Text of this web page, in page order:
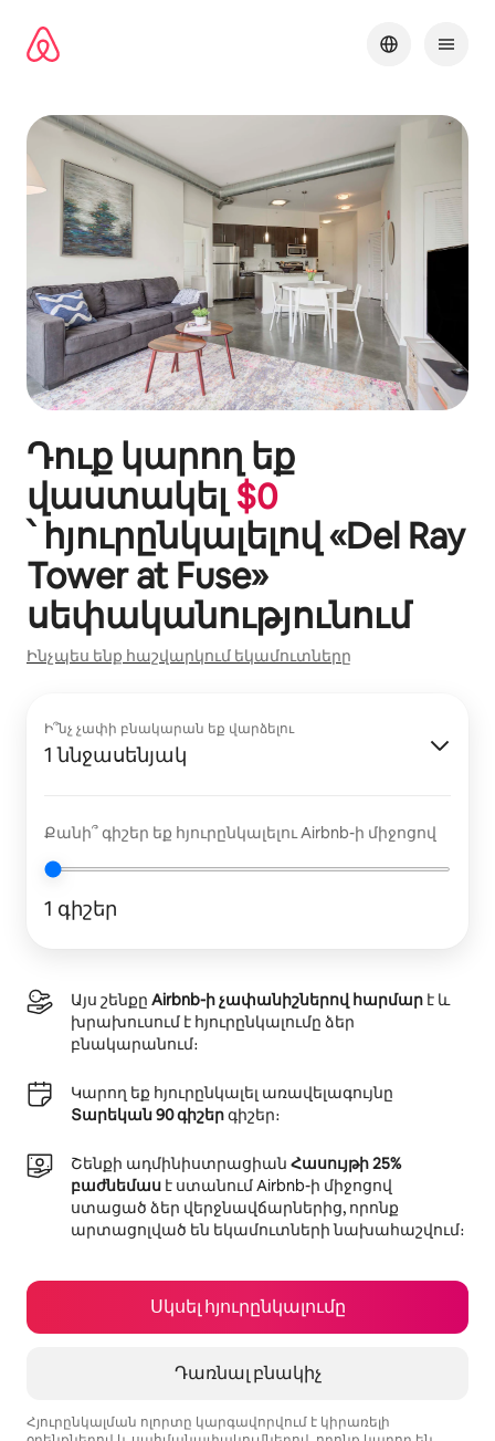
բովանդակությանը
Դուք կարող եք
վաստակել $0
՝ հյուրընկալելով «Del Ray
Tower at Fuse»
սեփականությունում
Ինչպես ենք հաշվարկում եկամուտները
Ի՞նչ չափի բնակարան եք վարձելու
1 ննջասենյակ
Քանի՞ գիշեր եք հյուրընկալելու Airbnb-ի միջոցով
1 գիշեր
Այս շենքը Airbnb-ի չափանիշներով հարմար է և
խրախուսում է հյուրընկալումը ձեր
բնակարանում։
Կարող եք հյուրընկալել առավելագույնը
Տարեկան 90 գիշերգիշեր։
Շենքի ադմինիստրացիան Հասույթի 25%
բաժնեմաս է ստանում Airbnb-ի միջոցով
ստացած ձեր վերջնավճարներից, որոնք
արտացոլված են եկամուտների նախահաշվում։
Սկսել հյուրընկալումը
Դառնալ բնակիչ
Հյուրընկալման ոլորտը կարգավորվում է կիրառելի